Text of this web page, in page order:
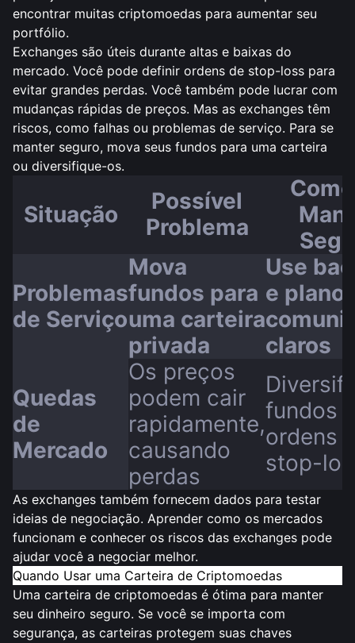
encontrar muitas criptomoedas para aumentar seu
portfólio.
Exchanges são úteis durante altas e baixas do
mercado. Você pode definir ordens de stop-loss para
evitar grandes perdas. Você também pode lucrar com
mudanças rápidas de preços. Mas as exchanges têm
riscos, como falhas ou problemas de serviço. Para se
manter seguro, mova seus fundos para uma carteira
ou diversifique-os.
Situação
Possível
Problema
Problemas
de Serviço
Mova
fundos para
uma carteira
privada
Use
e
claros
Quedas
de
Mercado
Os preços
podem cair
rapidamente,
causando
perdas
fundos
ordens
stop-
As exchanges também fornecem dados para testar
ideias de negociação. Aprender como os mercados
funcionam e conhecer os riscos das exchanges pode
ajudar você a negociar melhor.
Quando Usar uma Carteira de Criptomoedas
Uma carteira de criptomoedas é ótima para manter
seu dinheiro seguro. Se você se importa com
segurança, as carteiras protegem suas chaves